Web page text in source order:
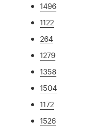
1496
1122
264
1279
1358
1504
1172
1526